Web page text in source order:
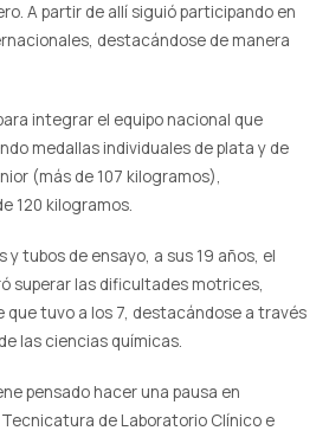
A partir de allí siguió participando en
destacándose de manera
integrar el equipo nacional que
medallas individuales de plata y de
(más de 107 kilogramos),
120 kilogramos.
y tubos de ensayo, a sus 19 años, el
superar las dificultades motrices,
tuvo a los 7, destacándose a través
las ciencias químicas.
pensado hacer una pausa en
de Laboratorio Clínico e